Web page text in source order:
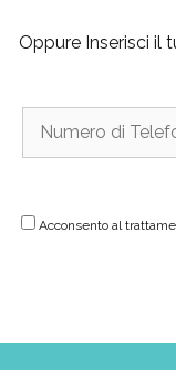
Oppure Inserisci il
Acconsento al